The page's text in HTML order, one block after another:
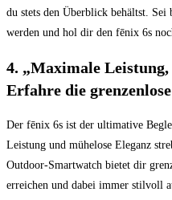
du stets den Überblick behältst. Sei
werden und​ hol dir den fēnix 6s
4. „Maximale Leistung,
Erfahre die
Der fēnix 6s ⁤ist der ultimative‍
Leistung ⁣und mühelose Eleganz
Outdoor-Smartwatch bietet⁢ dir
erreichen⁣ und dabei immer stilvoll